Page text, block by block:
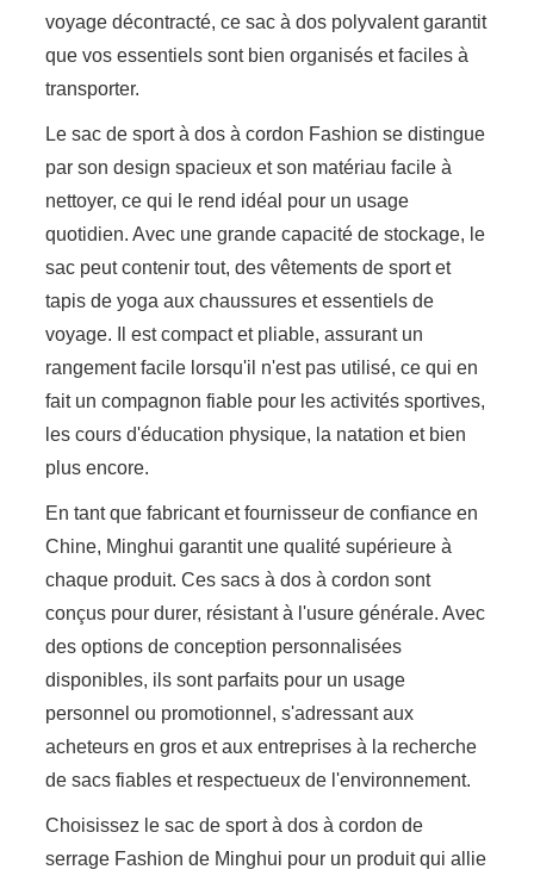
voyage décontracté, ce sac à dos polyvalent garantit
que vos essentiels sont bien organisés et faciles à
transporter.
Le sac de sport à dos à cordon Fashion se distingue
par son design spacieux et son matériau facile à
nettoyer, ce qui le rend idéal pour un usage
quotidien. Avec une grande capacité de stockage, le
sac peut contenir tout, des vêtements de sport et
tapis de yoga aux chaussures et essentiels de
voyage. Il est compact et pliable, assurant un
rangement facile lorsqu'il n'est pas utilisé, ce qui en
fait un compagnon fiable pour les activités sportives,
les cours d'éducation physique, la natation et bien
plus encore.
En tant que fabricant et fournisseur de confiance en
Chine, Minghui garantit une qualité supérieure à
chaque produit. Ces sacs à dos à cordon sont
conçus pour durer, résistant à l'usure générale. Avec
des options de conception personnalisées
disponibles, ils sont parfaits pour un usage
personnel ou promotionnel, s'adressant aux
acheteurs en gros et aux entreprises à la recherche
de sacs fiables et respectueux de l'environnement.
Choisissez le sac de sport à dos à cordon de
serrage Fashion de Minghui pour un produit qui allie